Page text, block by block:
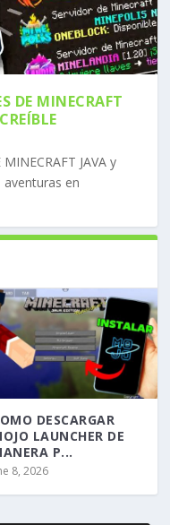
DE MINECRAFT
MINECRAFT JAVA y
aventuras en
DESCARGAR
LAUNCHER DE
P...
8, 2026